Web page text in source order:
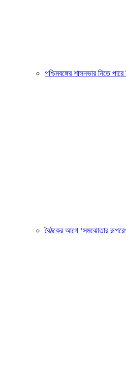
পশ্চিমবঙ্গের শাসনভার নিতে
বৈঠকের আগে ‘সমঝোতার